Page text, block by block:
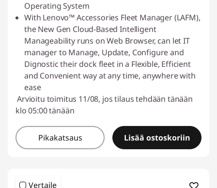
Operating System
With Lenovo™ Accessories Fleet Manager (LAFM),
the New Gen Cloud-Based Intelligent
Manageability runs on Web Browser, can let IT
manager to Manage, Update, Configure and
Dignostic their dock fleet in a Flexible, Efficient
and Convenient way at any time, anywhere with
ease
Arvioitu toimitus 11/08, jos tilaus tehdään tänään
klo 05:00 tänään
Pikakatsaus Lisää ostoskoriin
Vertaile